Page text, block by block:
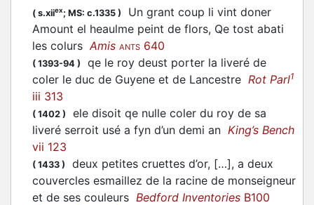
( s.xiiex; MS: c.1335 )
Un grant coup li vint doner
Amount el heaulme peint de flors, Qe tost abati
les colurs Amis ANTS 640
( 1393-94 )
qe le roy deust porter la liveré de
coler le duc de Guyene et de Lancestre Rot Parl1
iii 313
( 1402 )
ele disoit qe nulle coler du roy de sa
liveré serroit usé a fyn d’un demi an King’s Bench
vii 123
( 1433 )
deux petites cruettes d’or, […], a deux
couvercles esmaillez de la racine de monseigneur
et de ses couleurs Bedford Inventories B100